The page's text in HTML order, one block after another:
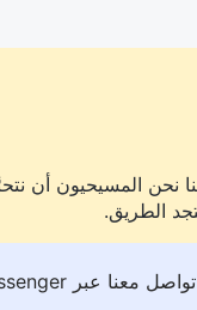
نحن المسيحيون أن
الطريق.
تواصل معنا عبر Messenger